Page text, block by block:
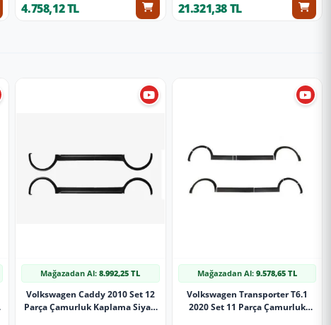
4.758,12 TL 21.321,38 TL
Mağazadan Al:8.992,25 TL
Volkswagen Caddy 2010 Set 12
Parça Çamurluk Kaplama Siyah
Mağazadan Al: 9.578,65 TL
Volkswagen Transporter T6.1
2020 Set 11 Parça Çamurluk